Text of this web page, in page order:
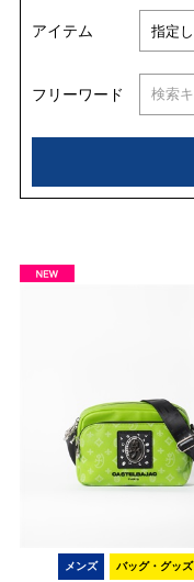
アイテム
フリーワード
メンズ バッグ・グッズ